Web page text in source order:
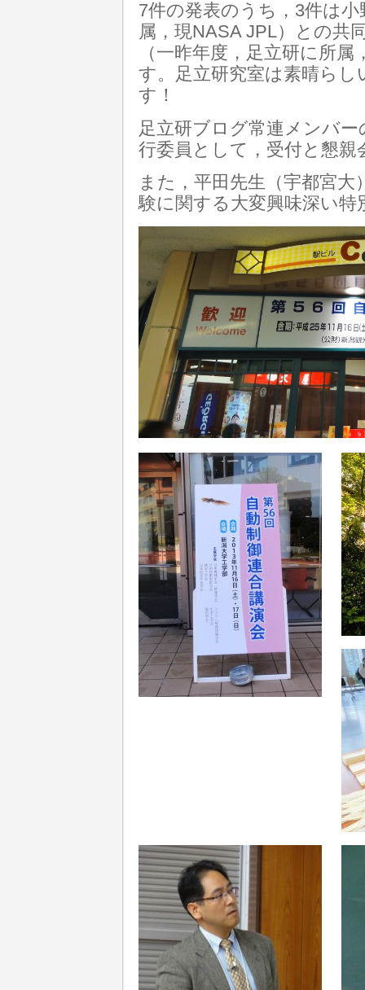
7件の発表のうち，3件は
属，現NASA JPL）との共
（一昨年度，足立研に所
す。足立研究室は素晴ら
す！
足立研ブログ常連メンバ
行委員として，受付と懇
また，平田先生（宇都宮
験に関する大変興味深い